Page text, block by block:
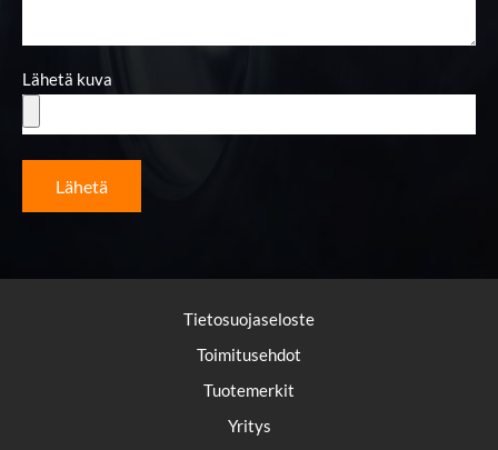
Lähetä kuva
Lähetä
Tietosuojaseloste
Toimitusehdot
Tuotemerkit
Yritys